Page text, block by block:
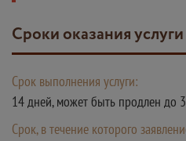
Сроки оказания услуги
Срок выполнения услуги:
14 дней, может быть продлен до
Срок, в течение которого